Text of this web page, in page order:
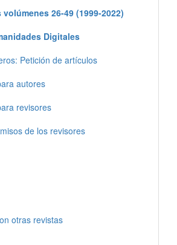
26-49 (1999-2022)
Digitales
Petición de artículos
autores
revisores
de los revisores
otras revistas